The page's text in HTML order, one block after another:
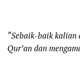
“Sebaik-baik kalian
Qur’an dan